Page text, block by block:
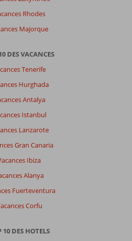
Rhodes
Majorque
DES VACANCES
Tenerife
Hurghada
Antalya
Istanbul
Lanzarote
Gran Canaria
Ibiza
Alanya
Fuerteventura
Corfu
10 DES HOTELS